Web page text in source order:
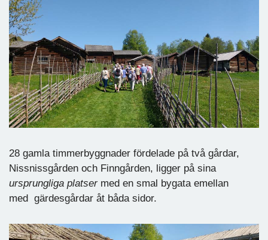
28 gamla timmerbyggnader fördelade på två gårdar,
Nissnissgården och Finngården, ligger på sina
ursprungliga platser med en smal bygata emellan
med gärdesgårdar åt båda sidor.